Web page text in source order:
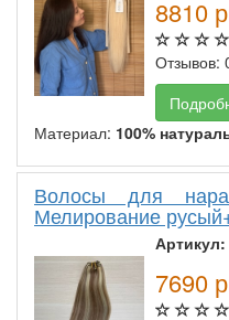
8810
Отзывов:
Материал: 100%
Волосы для
Мелирование
Артикул:
7690